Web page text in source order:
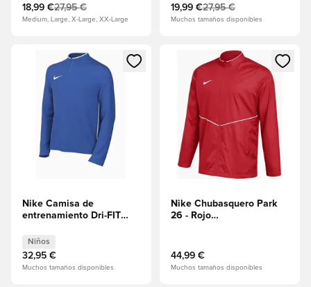
18,99 €27,95 €
Medium, Large, X-Large, XX-Large
19,99 €27,95 €
Muchos tamaños disponibles
Abre un modal para iniciar sesión o registrarse como
Nike Camisa de
entrenamiento Dri-FIT
real/Blanco Niños
Niños
32,95 €
Muchos tamaños disponibles
Abre un modal para iniciar
Nike Chubasquero Park
26 - Rojo
44,99 €
Muchos tamaños disponibles